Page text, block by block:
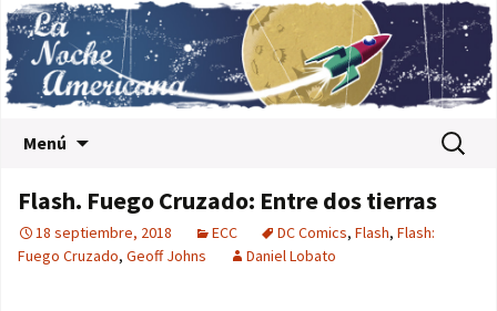
Menú Buscar:
Flash. Fuego Cruzado: Entre dos tierras
18 septiembre, 2018 ECC DC Comics, Flash, Flash:
Fuego Cruzado, Geoff Johns Daniel Lobato